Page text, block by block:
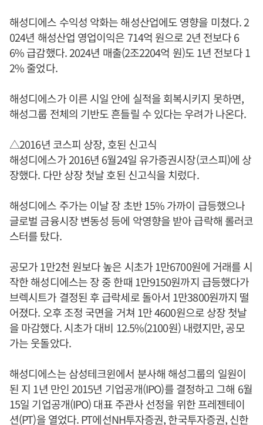
해성디에스 수익성 악화는 해성산업에도 영향을 미쳤다. 2
024년 해성산업 영업이익은 714억 원으로 2년 전보다 6
6% 급감했다. 2024년 매출(2조2204억 원)도 1년 전보다 1
2% 줄었다.
해성디에스가 이른 시일 안에 실적을 회복시키지 못하면,
해성그룹 전체의 기반도 흔들릴 수 있다는 우려가 나온다.
△2016년 코스피 상장, 호된 신고식
해성디에스가 2016년 6월24일 유가증권시장(코스피)에 상
장했다. 다만 상장 첫날 호된 신고식을 치렀다.
해성디에스 주가는 이날 장 초반 15% 가까이 급등했으나
글로벌 금융시장 변동성 등에 악영향을 받아 급락해 롤러코
스터를 탔다.
공모가 1만2천 원보다 높은 시초가 1만6700원에 거래를 시
작한 해성디에스는 장 중 한때 1만9150원까지 급등했다가
브렉시트가 결정된 후 급락세로 돌아서 1만3800원까지 떨
어졌다. 오후 조정 국면을 거쳐 1만 4600원으로 상장 첫날
을 마감했다. 시초가 대비 12.5%(2100원) 내렸지만, 공모
가는 웃돌았다.
해성디에스는 삼성테크윈에서 분사해 해성그룹의 일원이
된 지 1년 만인 2015년 기업공개(IPO)를 결정하고 그해 6월
15일 기업공개(IPO) 대표 주관사 선정을 위한 프레젠테이
션(PT)을 열었다. PT에선NH투자증권, 한국투자증권, 신한